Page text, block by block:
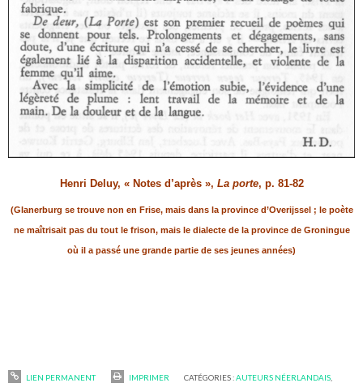
Henri Deluy, « Notes d’après », La porte, p. 81-82
(Glanerburg se trouve non en Frise, mais dans la province d’Overijssel ; le poète
ne maîtrisait pas du tout le frison, mais le dialecte de la province de Groningue
où il a passé une grande partie de ses jeunes années)
LIEN PERMANENT IMPRIMER CATÉGORIES :AUTEURS NÉERLANDAIS